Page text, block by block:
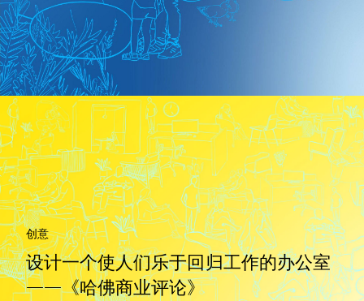
创意
设计一个使人们乐于回归工作的办公室
——《哈佛商业评论》